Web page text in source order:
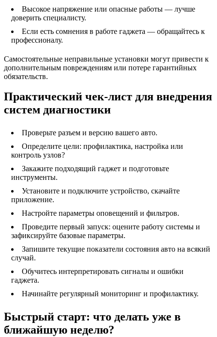
Высокое напряжение или опасные работы — лучше
доверить специалисту.
Если есть сомнения в работе гаджета — обращайтесь к
профессионалу.
Самостоятельные неправильные установки могут привести к
дополнительным повреждениям или потере гарантийных
обязательств.
Практический чек-лист для внедрения
систем диагностики
Проверьте разъем и версию вашего авто.
Определите цели: профилактика, настройка или
контроль узлов?
Закажите подходящий гаджет и подготовьте
инструменты.
Установите и подключите устройство, скачайте
приложение.
Настройте параметры оповещений и фильтров.
Проведите первый запуск: оцените работу системы и
зафиксируйте базовые параметры.
Запишите текущие показатели состояния авто на всякий
случай.
Обучитесь интерпретировать сигналы и ошибки
гаджета.
Начинайте регулярный мониторинг и профилактику.
Быстрый старт: что делать уже в
ближайшую неделю?